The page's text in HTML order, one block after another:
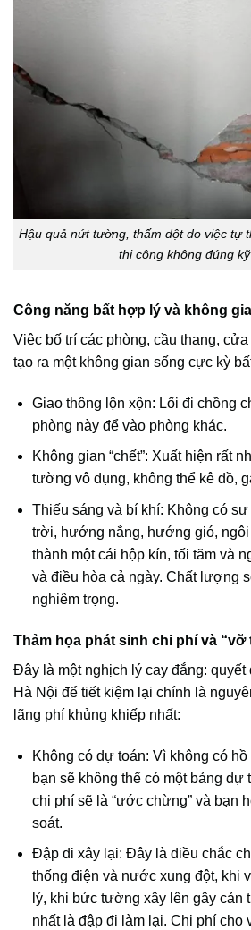
Hậu quả nứt tường, thấm dột do việc tự
thi công không đúng
Công năng bất hợp lý và không
Việc bố trí các phòng, cầu thang,
tạo ra một không gian sống cực kỳ
Giao thông lộn xộn: Lối đi chồng
phòng này để vào phòng khác.
Không gian “chết”: Xuất hiện rất
tường vô dụng, không thể kê đồ,
Thiếu sáng và bí khí: Không có
trời, hướng nắng, hướng gió, ngôi
thành một cái hộp kín, tối tăm và
và điều hòa cả ngày. Chất lượng
nghiêm trọng.
Thảm họa phát sinh chi phí và “vỡ
Đây là một nghịch lý cay đắng:
Hà Nội để tiết kiệm lại chính là
lãng phí khủng khiếp nhất:
Không có dự toán: Vì không có
bạn sẽ không thể có một bảng dự
chi phí sẽ là “ước chừng” và bạn
soát.
Đập đi xây lại: Đây là điều chắc
thống điện và nước xung đột, khi
lý, khi bức tường xây lên gây
nhất là đập đi làm lại. Chi phí cho